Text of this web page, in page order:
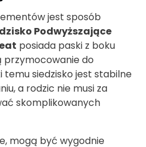
jest sposób
Podwyższające
posiada paski z boku
przymocowanie do
temu siedzisko jest stabilne
a rodzic nie musi za
skomplikowanych
mogą być wygodnie